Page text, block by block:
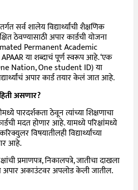
सर्व शालेय विद्यार्थ्यांची शैक्षणिक
ठेवण्यासाठी अपार कार्डची योजना
Permanent Academic
APAAR या शब्दाचं पूर्ण स्वरूप आहे. ‘एक
Nation, One student ID) या
अपार कार्ड तयार केलं जात आहे.
असणार?
पारदर्शकता ठेवून त्यांच्या शिक्षणाचा
मदत होणार आहे. यामध्ये परिक्षांमध्ये
विषयातीलही विद्यार्थ्यांच्या
आहे.
प्रमाणपत्र, निकालपत्रे, जातीचा दाखला
अपार अकाउंटवर अपलोड केली जातील.